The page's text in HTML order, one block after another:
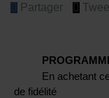
Partager
En achetant
de fidélité